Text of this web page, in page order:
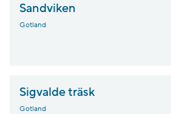
Sandviken
Gotland
Sigvalde träsk
Gotland